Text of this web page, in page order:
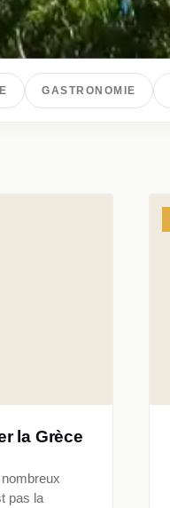
GASTRONOMIE
la Grèce
pas la